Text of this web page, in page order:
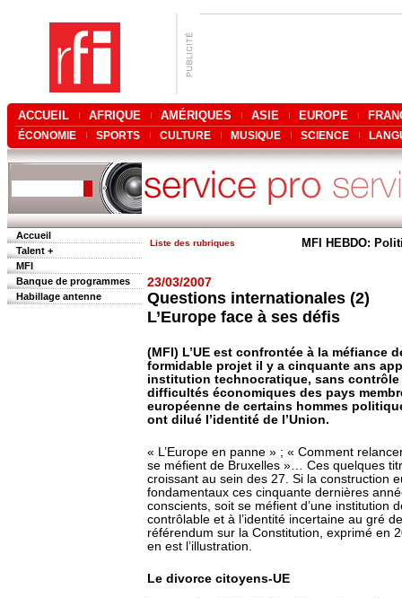
ACCUEIL AFRIQUE AMÉRIQUES ASIE EUROPE
ÉCONOMIE SPORTS CULTURE MUSIQUE SCIENCE
Accueil
Talent +
MFI
Banque de programmes
Habillage antenne
Liste des rubriques MFI HEBDO:
23/03/2007
Questions internationales (2)
L’Europe face à ses défis
(MFI) L’UE est confrontée à la méfiance
formidable projet il y a cinquante ans
institution technocratique, sans
difficultés économiques des pays
européenne de certains hommes
ont dilué l’identité de l’Union.
« L’Europe en panne » ; « Comment
se méfient de Bruxelles »… Ces quelques
croissant au sein des 27. Si la construction
fondamentaux ces cinquante dernières
conscients, soit se méfient d’une institution
contrôlable et à l’identité incertaine au gré
référendum sur la Constitution, exprimé en
en est l’illustration.
Le divorce citoyens-UE